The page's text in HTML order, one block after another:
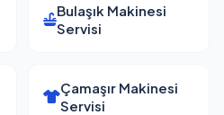
Bulaşık Makinesi
Servisi
Çamaşır Makinesi
Servisi